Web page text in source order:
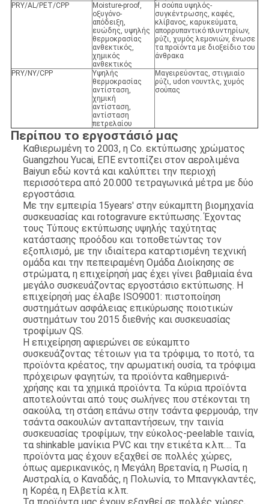
PRY/AL/PET/CPP
Moisture-proof,
οξυγόνο-
απόδειξη,
ευώδης, υψηλής
θερμοκρασίας
ανθεκτικός,
χημικός
ανθεκτικός
Η σούπα υψηλός-
συγκέντρωσης, καφές,
κλίβανος, καρυκεύματα,
απορρυπαντικό πλυντηρίων,
ρύζι, χυμός λεμονιών, ένωσε
τα προϊόντα με διοξείδιο του
άνθρακα
PRY/NY/CPP
Υψηλής
θερμοκρασίας
αντίσταση,
χημική
αντίσταση,
αντίσταση
πετρελαίου
Μαγειρεύοντας, στιγμιαίο
ρύζι, udon νουντλς, χυμός
σούπας
Περίπου το εργοστάσιό μας
Καθιερωμένη το 2003, η Co. εκτύπωσης χρώματος
Guangzhou Yucai, ΕΠΕ εντοπίζει στον αερολιμένα
Baiyun εδώ κοντά και καλύπτει την περιοχή
περισσότερα από 20.000 τετραγωνικά μέτρα με δύο
εργοστάσια.
Με την εμπειρία 15years' στην εύκαμπτη βιομηχανία
συσκευασίας και rotogravure εκτύπωσης. Έχοντας
τους Τύπους εκτύπωσης υψηλής ταχύτητας
κατάστασης προόδου και τοποθετώντας τον
εξοπλισμό, με την ιδιαίτερα καταρτισμένη τεχνική
ομάδα και την πεπειραμένη Ομάδα Διοίκησης σε
στρώματα, η επιχείρησή μας έχει γίνει βαθμιαία ένα
μεγάλο συσκευάζοντας εργοστάσιο εκτύπωσης. Η
επιχείρησή μας έλαβε ISO9001: πιστοποίηση
συστημάτων ασφάλειας επικύρωσης ποιοτικών
συστημάτων του 2015 διεθνής και συσκευασίας
τροφίμων QS.
Η επιχείρηση αφιερώνει σε εύκαμπτο
συσκευάζοντας τέτοιων για τα τρόφιμα, το ποτό, τα
προϊόντα κρέατος, την αρωματική ουσία, τα τρόφιμα
πρόχειρων φαγητών, τα προϊόντα καθημερινά-
χρήσης και τα χημικά προϊόντα. Τα κύρια προϊόντα
αποτελούνται από τους σωλήνες που στέκονται τη
σακούλα, τη στάση επάνω στην τσάντα φερμουάρ, την
τσάντα σακουλών ανταπαντήσεων, την ταινία
συσκευασίας τροφίμων, την εύκολος-peelable ταινία,
τα shinkable μανίκια PVC και την ετικέτα κ.λπ…. Τα
προϊόντα μας έχουν εξαχθεί σε πολλές χώρες,
όπως αμερικανικός, η Μεγάλη Βρετανία, η Ρωσία, η
Αυστραλία, ο Καναδάς, η Πολωνία, το Μπανγκλαντές,
η Κορέα, η Ελβετία κ.λπ.